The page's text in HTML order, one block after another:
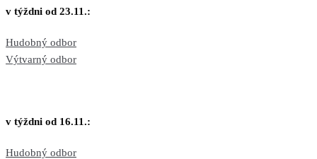
v týždni od 23.11.:
Hudobný odbor
Výtvarný odbor
v týždni od 16.11.:
Hudobný odbor